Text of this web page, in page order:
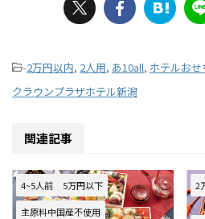
-2万円以内, 2人用, あ10all, ホテルおせ
クラウンプラザホテル新潟
関連記事
4~5人前 5万円以下
主原料中国産不使用
2